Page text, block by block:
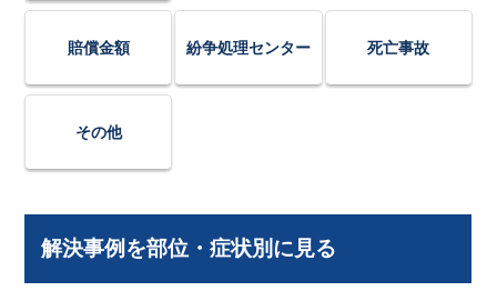
賠償金額 紛争処理センター 死亡事故
その他
解決事例を部位・症状別に見る